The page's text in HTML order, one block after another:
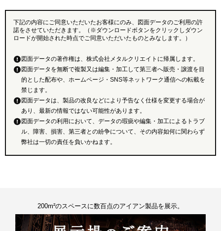
下記の内容にご同意いただいたお客様にのみ、図面データのご利用の許
諾をさせていただきます。（※ダウンロードボタンをクリックしダウン
ロードが開始された時点でご同意いただいたものとみなします。）
図面データの著作権は、株式会社メタルクリエイトに帰属します。
図面データを無断で複製又は編集・加工して第三者へ販売・譲渡を目
的とした配布や、ホームページ・SNS等ネットワーク通信への転載を
禁じます。
図面データは、製品の改良などにより予告なく仕様を変更する場合が
あり、最新の情報ではない可能性があります。
図面データの利用において、データの瑕疵や編集・加工によるトラブ
ル、障害、損害、第三者との紛争について、その内容如何に関わらず
弊社は一切の責任を負いかねます。
200m²のスペースに数百点のアイアン製品を展示。